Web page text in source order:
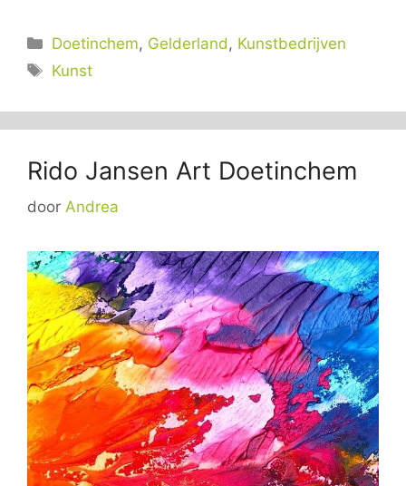
Categorieën
Doetinchem, Gelderland , Kunstbedrijven
Tags
Kunst
Rido Jansen Art Doetinchem
door Andrea